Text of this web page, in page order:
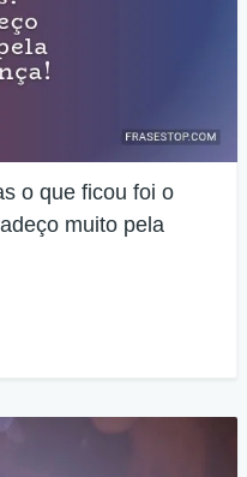
o que ficou foi o
muito pela